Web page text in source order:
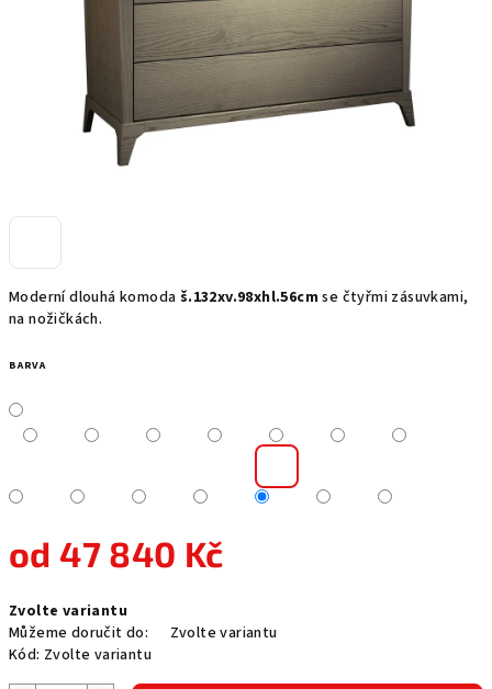
Moderní dlouhá komoda š.132xv.98xhl.56cm se čtyřmi zásuvkami,
na nožičkách.
BARVA
od47 840 Kč
cena:
Zvolte variantu
Můžeme doručit do:
Zvolte variantu
Kód: Zvolte variantu